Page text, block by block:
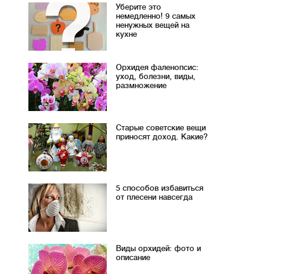
Уберите это
немедленно! 9 самых
ненужных вещей на
кухне
Орхидея фаленопсис:
уход, болезни, виды,
размножение
Старые советские вещи
приносят доход. Какие?
5 способов избавиться
от плесени навсегда
Виды орхидей: фото и
описание